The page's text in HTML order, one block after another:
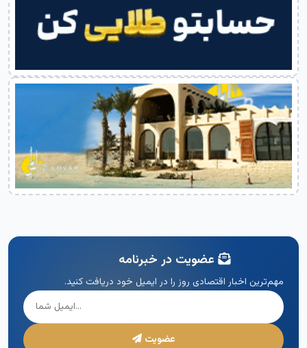
عضویت در خبرنامه
مهم‌ترین اخبار اقتصادی روز را در ایمیل خود دریافت کنید.
عضویت